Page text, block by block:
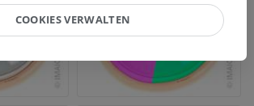
COOKIES VERWALTEN